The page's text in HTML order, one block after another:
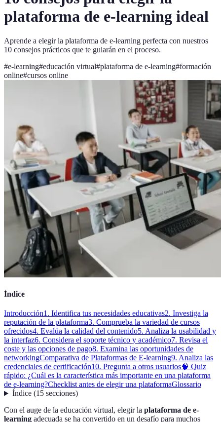
plataforma de e-learning ideal
Aprende a elegir la plataforma de e-learning perfecta con nuestros
10 consejos prácticos que te guiarán en el proceso.
#e-learning#educación virtual#plataforma de e-learning#formación
online#cursos online
Índice
Introducción1. Identifica tus necesidades educativas2. Investiga la
reputación de la plataforma3. Comprueba la variedad de cursos
ofrecidos4. Evalúa la calidad del contenido5. Analiza la usabilidad y
la interfaz6. Considera el soporte técnico y académico7. Revisa el
coste y las opciones de pago8. Examina las oportunidades de
networkingComparativa de Plataformas de E-learning9. Analiza las
credenciales de certificación10. Pregunta a otros usuarios🧠 Quiz
rápido: ¿Cuál es la característica más importante en una plataforma
de e-learning?Checklist antes de elegir una plataformaGlossario
Índice(15 secciones)
Con el auge de la educación virtual, elegir la plataforma de e-
learning adecuada se ha convertido en un desafío para muchos